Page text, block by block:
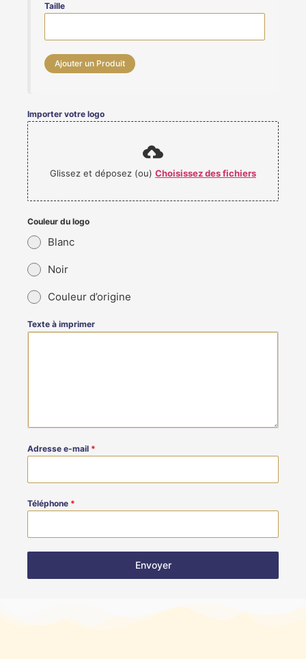
Taille
Importer votre logo
Glissez et déposez (ou) Choisissez des fichiers
Couleur du logo
Blanc
Noir
Couleur d’origine
Texte à imprimer
Adresse e-mail *
Téléphone *
Envoyer